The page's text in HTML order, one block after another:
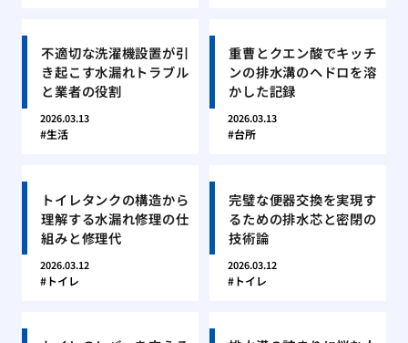
不適切な洗濯機設置が引
き起こす水漏れトラブル
と業者の役割
2026.03.13
生活
重曹とクエン酸でキッチ
ンの排水溝のヘドロを溶
かした記録
2026.03.13
台所
トイレタンクの構造から
理解する水漏れ修理の仕
組みと修理代
2026.03.12
トイレ
完璧な便器交換を実現す
るための排水芯と密閉の
技術論
2026.03.12
トイレ